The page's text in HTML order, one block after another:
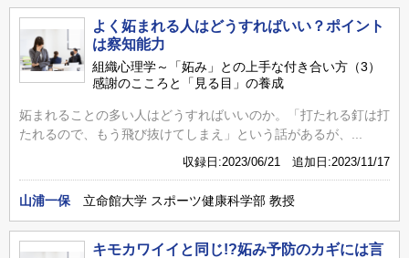
よく妬まれる人はどうすればいい？ポイント
は察知能力
組織心理学～「妬み」との上手な付き合い方（3）
感謝のこころと「見る目」の養成
妬まれることの多い人はどうすればいいのか。「打たれる釘は打
たれるので、もう飛び抜けてしまえ」という話があるが、...
収録日:2023/06/21 追加日:2023/11/17
山浦一保 立命館大学 スポーツ健康科学部 教授
キモカワイイと同じ!?妬み予防のカギには言